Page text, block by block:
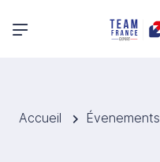
Menu principal
Accueil Évenements